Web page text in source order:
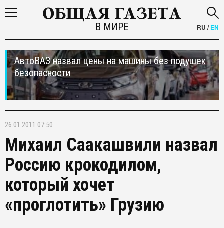
В МИРЕ RU /EN
АвтоВАЗ назвал цены на машины без подушек
безопасности
26.01.2011 07:50
Михаил Саакашвили назвал
Россию крокодилом,
который хочет
«проглотить» Грузию